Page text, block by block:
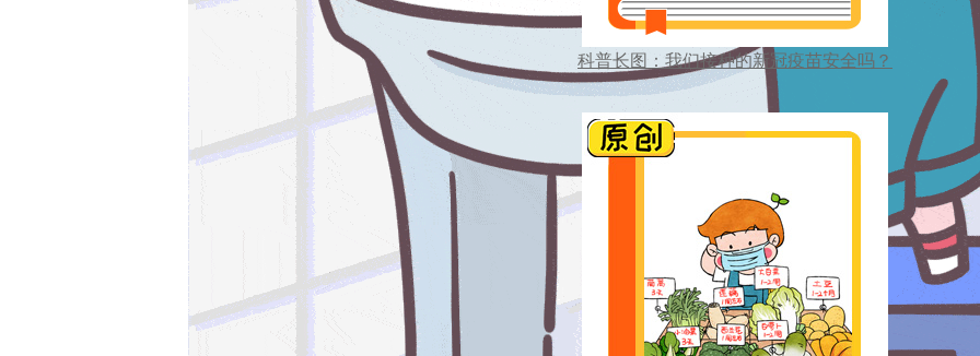
科普长图：我们接种的新冠疫苗安全吗？